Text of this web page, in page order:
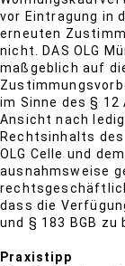
vor Eintragung in
erneuten
nicht. DAS OLG
maßgeblich auf
im Sinne des § 12
Ansicht nach
Rechtsinhalts
OLG Celle und
ausnahmsweise
dass die
und § 183 BGB zu
Praxistipp